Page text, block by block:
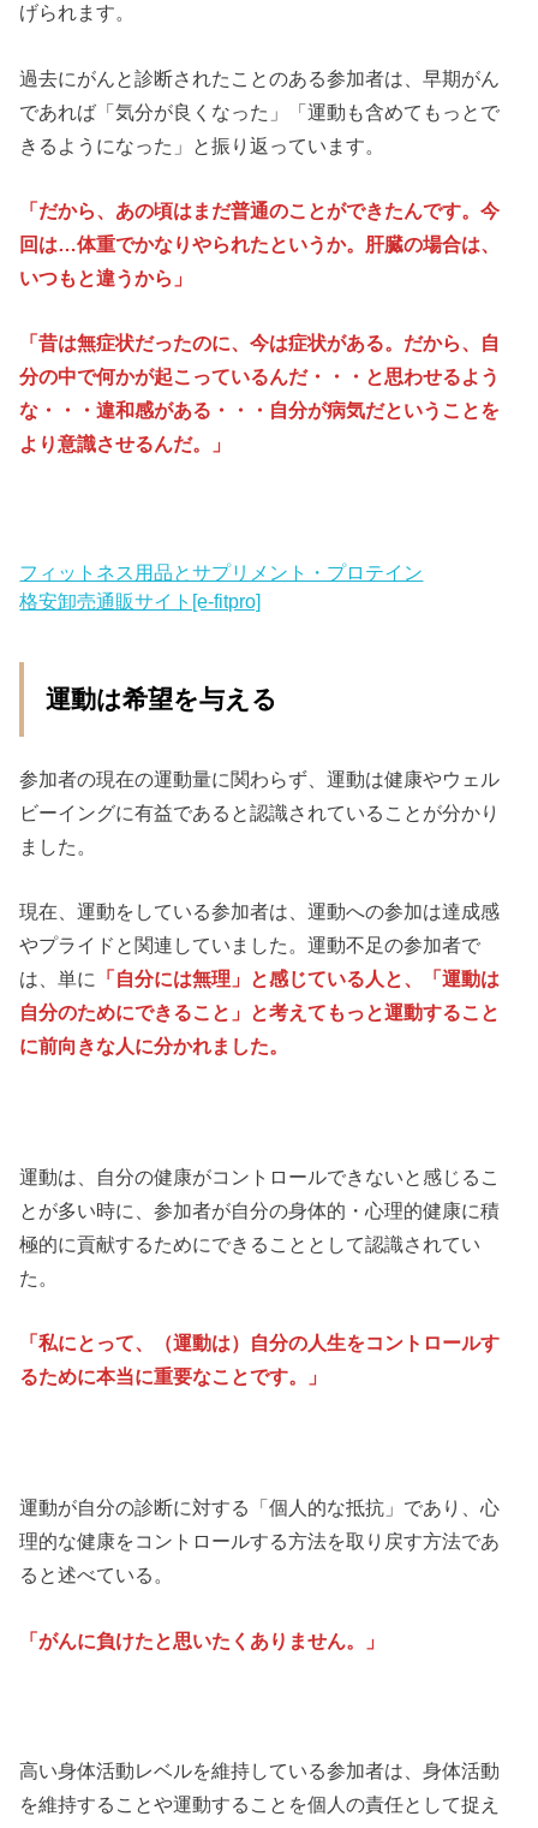
げられます。
過去にがんと診断されたことのある参加者は、早期がん
であれば「気分が良くなった」「運動も含めてもっとで
きるようになった」と振り返っています。
「だから、あの頃はまだ普通のことができたんです。今
回は…体重でかなりやられたというか。肝臓の場合は、
いつもと違うから」
「昔は無症状だったのに、今は症状がある。だから、自
分の中で何かが起こっているんだ・・・と思わせるよう
な・・・違和感がある・・・自分が病気だということを
より意識させるんだ。」
フィットネス用品とサプリメント・プロテイン
格安卸売通販サイト[e-fitpro]
運動は希望を与える
参加者の現在の運動量に関わらず、運動は健康やウェル
ビーイングに有益であると認識されていることが分かり
ました。
現在、運動をしている参加者は、運動への参加は達成感
やプライドと関連していました。運動不足の参加者で
は、単に
「自分には無理」と感じている人と、「運動は
自分のためにできること」と考えてもっと運動すること
に前向きな人に分かれました。
運動は、自分の健康がコントロールできないと感じるこ
とが多い時に、参加者が自分の身体的・心理的健康に積
極的に貢献するためにできることとして認識されてい
た。
「私にとって、（運動は）自分の人生をコントロールす
るために本当に重要なことです。」
運動が自分の診断に対する「個人的な抵抗」であり、心
理的な健康をコントロールする方法を取り戻す方法であ
ると述べている。
「がんに負けたと思いたくありません。」
高い身体活動レベルを維持している参加者は、身体活動
を維持することや運動することを個人の責任として捉え